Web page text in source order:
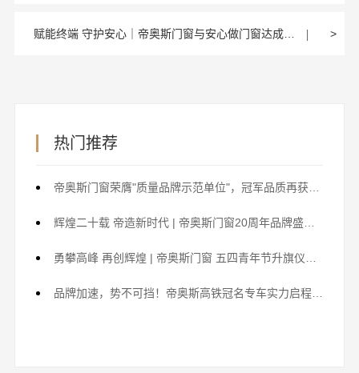
赋能终端 守护安心｜帝奥斯门窗与安心做门窗达成深度战略合作 >
热门推荐
帝奥斯门窗荣膺"质量品牌示范单位"，冠军品质再获权威认证！
辉煌二十载 帝造新时代 | 帝奥斯门窗20周年品牌盛典暨2024经销商峰会圆满召开！
勇攀高峰 再创辉煌 | 帝奥斯门窗 五四青年节升旗仪式暨年度优秀员工表彰大会 !
品牌加速，势不可挡！帝奥斯高铁冠名专车实力启程，开启引擎传播新时代！